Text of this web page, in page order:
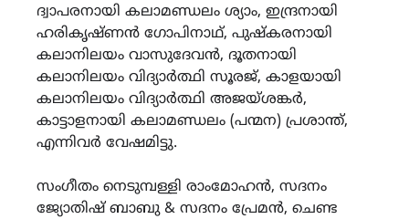
ദ്വാപരനായി കലാമണ്ഡലം ശ്യാം, ഇന്ദ്രനായി
ഹരികൃഷ്ണൻ ഗോപിനാഥ്, പുഷ്കരനായി
കലാനിലയം വാസുദേവൻ, ദൂതനായി
കലാനിലയം വിദ്യാർത്ഥി സൂരജ്, കാളയായി
കലാനിലയം വിദ്യാർത്ഥി അജയ്ശങ്കർ,
കാട്ടാളനായി കലാമണ്ഡലം (പന്മന) പ്രശാന്ത്,
എന്നിവർ വേഷമിട്ടു.
സംഗീതം നെടുമ്പള്ളി രാംമോഹൻ, സദനം
ജ്യോതിഷ് ബാബു & സദനം പ്രേമൻ, ചെണ്ട